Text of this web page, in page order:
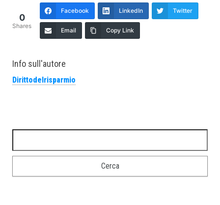
0
Shares
Facebook LinkedIn Twitter
Email Copy Link
Info sull'autore
Dirittodelrisparmio